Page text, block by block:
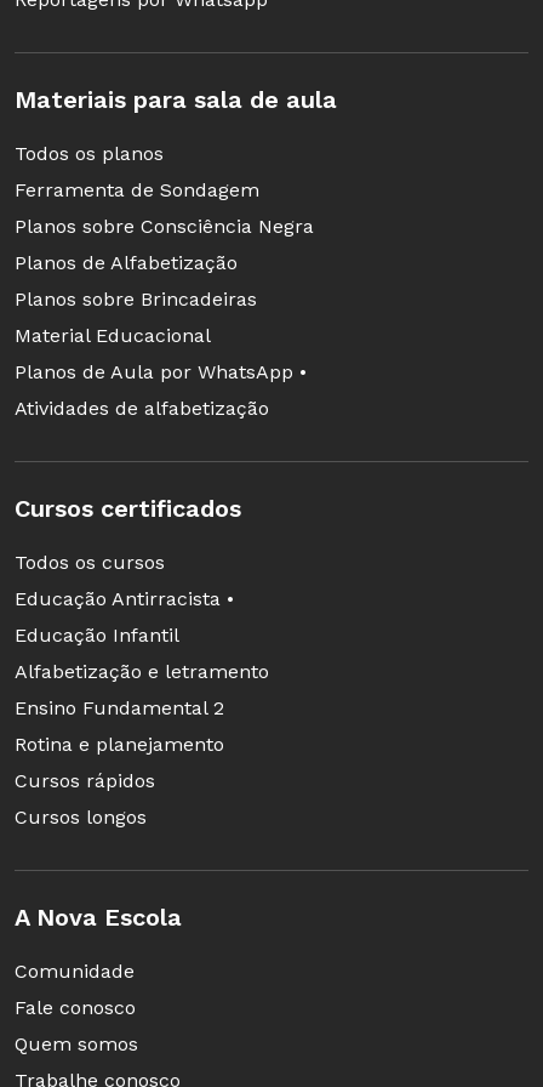
“aqui e agora”, e é justamente possibilitando a
continuidade das ações que os professores vão
poder garantir o crescimento e a qualidade das
experiências na escola.
Educação Infantil: Como fazer uma
avaliação de qualidade
Preparamos um curso que engloba os
principais instrumentos de
como a escuta das crianças, as pautas
de observação, os registros fotográficos,
e a construção do portfólio coletivo.
SAIBA MAIS SOBRE O CURSO
o protagonismo das crianças
É muito importante reforçar que o professor
Materiais para sala de aula
Todos os planos
Ferramenta de Sondagem
Planos sobre Consciência Negra
Planos de Alfabetização
Planos sobre Brincadeiras
Material Educacional
Planos de Aula por WhatsApp •
Atividades de alfabetização
Cursos certificados
Todos os cursos
Educação Antirracista •
Educação Infantil
Alfabetização e letramento
Ensino Fundamental 2
Rotina e planejamento
Cursos rápidos
Cursos longos
A Nova Escola
Comunidade
Fale conosco
Quem somos
Trabalhe conosco